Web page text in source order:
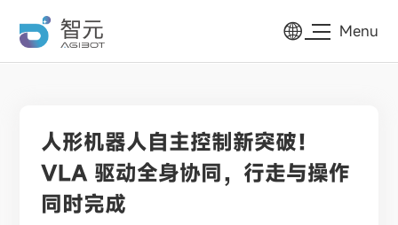
Menu
人形机器人自主控制新突破！
VLA 驱动全身协同，行走与操作
同时完成